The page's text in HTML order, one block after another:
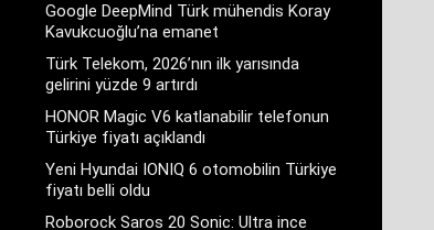
Google DeepMind Türk mühendis Koray
Kavukcuoğlu’na emanet
Türk Telekom, 2026’nın ilk yarısında
gelirini yüzde 9 artırdı
HONOR Magic V6 katlanabilir telefonun
Türkiye fiyatı açıklandı
Yeni Hyundai IONIQ 6 otomobilin Türkiye
fiyatı belli oldu
Roborock Saros 20 Sonic: Ultra ince